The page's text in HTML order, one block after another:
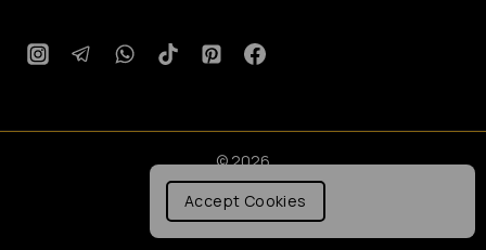
© 2026
Accept Cookies